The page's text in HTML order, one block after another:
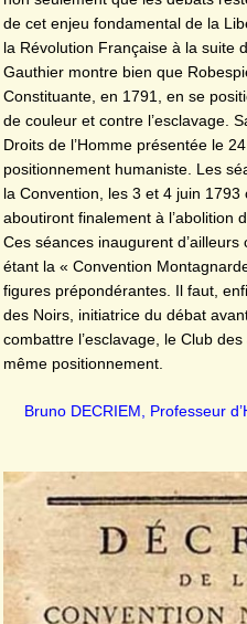
de cet enjeu fondamental de la
la Révolution Française à la suite
Gauthier montre bien que
Constituante, en 1791, en se
de couleur et contre l’esclavage.
Droits de l’Homme présentée le
positionnement humaniste. Les
la Convention, les 3 et 4 juin
aboutiront finalement à l’abolition
Ces séances inaugurent
étant la « Convention
figures prépondérantes. Il faut,
des Noirs, initiatrice du débat
combattre l’esclavage, le Club
même positionnement.
Bruno DECRIEM, Professeur